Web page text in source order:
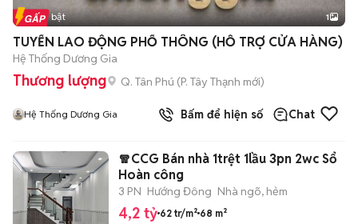
Tin nổi bật 1
TUYỂN LAO ĐỘNG PHỔ THÔNG (HỖ TRỢ CỬA HÀNG)
Hệ Thống Dương Gia
Thương lượng Q. Tân Phú (P. Tây Thạnh mới)
Hệ Thống Dương Gia Bấm để hiện số Chat
🧣CCG Bán nhà 1trệt 1lầu 3pn 2wc Sổ
Hoàn công
3 PN Hướng Đông Nhà ngõ, hẻm
4,2 tỷ 62 tr/m² 68 m²